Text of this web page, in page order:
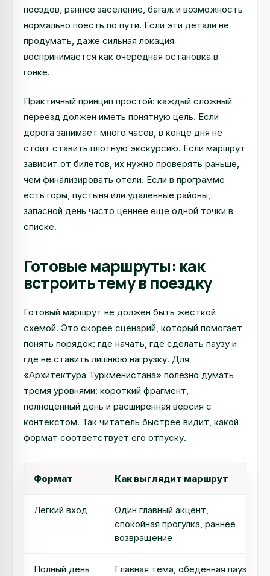
поездов, раннее заселение, багаж и возможность
нормально поесть по пути. Если эти детали не
продумать, даже сильная локация
воспринимается как очередная остановка в
гонке.
Практичный принцип простой: каждый сложный
переезд должен иметь понятную цель. Если
дорога занимает много часов, в конце дня не
стоит ставить плотную экскурсию. Если маршрут
зависит от билетов, их нужно проверять раньше,
чем финализировать отели. Если в программе
есть горы, пустыня или удаленные районы,
запасной день часто ценнее еще одной точки в
списке.
Готовые маршруты: как
встроить тему в поездку
Готовый маршрут не должен быть жесткой
схемой. Это скорее сценарий, который помогает
понять порядок: где начать, где сделать паузу и
где не ставить лишнюю нагрузку. Для
«Архитектура Туркменистана» полезно думать
тремя уровнями: короткий фрагмент,
полноценный день и расширенная версия с
контекстом. Так читатель быстрее видит, какой
формат соответствует его отпуску.
Формат Как выглядит маршрут
Легкий вход
Один главный акцент,
спокойная прогулка, раннее
возвращение
Полный день
Главная тема, обеденная пауза,